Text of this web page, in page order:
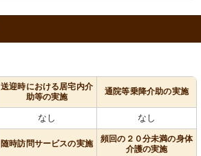
送迎時における居宅内介
助等の実施
通院等乗降介助の実施
なし なし
随時訪問サービスの実施
頻回の２０分未満の身体
介護の実施